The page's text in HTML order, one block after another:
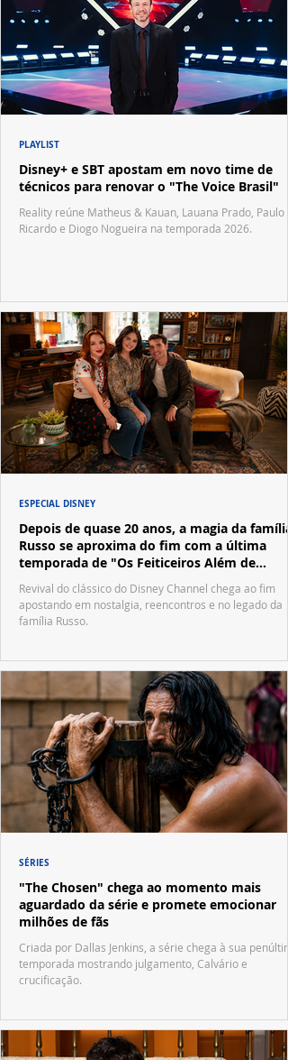
Disney+ e SBT apostam em novo time de
técnicos para renovar o "The Voice Brasil"
Reality reúne Matheus & Kauan, Lauana Prado, Paulo
Ricardo e Diogo Nogueira na temporada 2026.
PLAYLIST
Depois de quase 20 anos, a magia da família
Russo se aproxima do fim com a última
temporada de "Os Feiticeiros Além de
Waverly Place"
Revival do clássico do Disney Channel chega ao fim
apostando em nostalgia, reencontros e no legado da
família Russo.
ESPECIAL DISNEY
"The Chosen" chega ao momento mais
aguardado da série e promete emocionar
milhões de fãs
Criada por Dallas Jenkins, a série chega à sua
temporada mostrando julgamento, Calvário e
crucificação.
SÉRIES